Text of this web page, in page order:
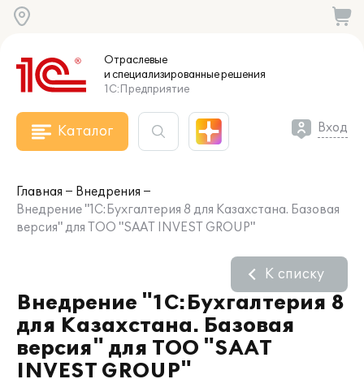
Отраслевые
и специализированныерешения
1С:Предприятие
Каталог Вход
Главная
Внедрения
Внедрение "1С:Бухгалтерия 8 для Казахстана. Базовая
версия" для ТОО "SAAT INVEST GROUP"
Внедрение "1С:Бухгалтерия 8
для Казахстана. Базовая
версия" для ТОО "SAAT
INVEST GROUP"
К списку